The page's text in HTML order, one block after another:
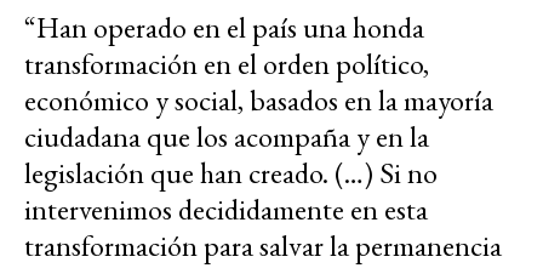
“Han operado en el país una honda
transformación en el orden político,
económico y social, basados en la mayoría
ciudadana que los acompaña y en la
legislación que han creado. (…) Si no
intervenimos decididamente en esta
transformación para salvar la permanencia